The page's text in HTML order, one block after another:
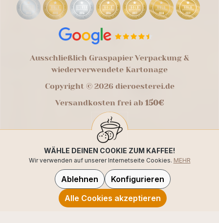
Ausschließlich Graspapier Verpackung &
wiederverwendete Kartonage
Copyright © 2026 dieroesterei.de
Versandkosten frei ab 150€
WÄHLE DEINEN COOKIE ZUM KAFFEE!
Wir verwenden auf unserer Internetseite Cookies. MEHR
Ablehnen
Konfigurieren
Alle Cookies akzeptieren